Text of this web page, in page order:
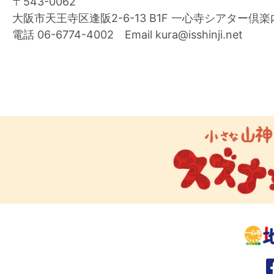
大阪市天王寺区逢阪2-6-13 B1F 一心寺シアター倶楽
電話 06-6774-4002 Email kura@isshinji.net